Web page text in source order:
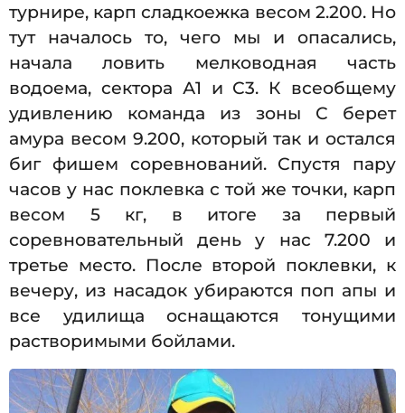
турнире, карп сладкоежка весом 2.200. Но
тут началось то, чего мы и опасались,
начала ловить мелководная часть
водоема, сектора А1 и С3. К всеобщему
удивлению команда из зоны С берет
амура весом 9.200, который так и остался
биг фишем соревнований. Спустя пару
часов у нас поклевка с той же точки, карп
весом 5 кг, в итоге за первый
соревновательный день у нас 7.200 и
третье место. После второй поклевки, к
вечеру, из насадок убираются поп апы и
все удилища оснащаются тонущими
растворимыми бойлами.